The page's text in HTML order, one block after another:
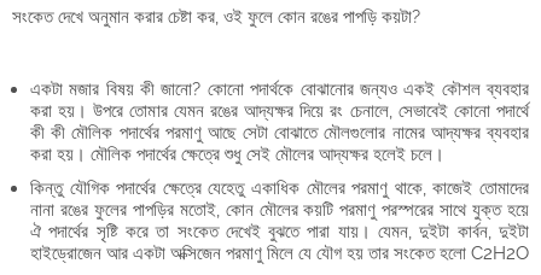
সংকেত দেখে অনুমান করার চেষ্টা কর, ওই ফুলে কোন রঙের পাপড়ি কয়টা?
একটা মজার বিষয় কী জানো? কোনো পদার্থকে বোঝানোর জন্যও একই কৌশল ব্যবহার
করা হয়। উপরে তোমার যেমন রঙের আদ্যক্ষর দিয়ে রং চেনালে, সেভাবেই কোনো পদার্থে
কী কী মৌলিক পদার্থের পরমাণু আছে সেটা বোঝাতে মৌলগুলোর নামের আদ্যক্ষর ব্যবহার
করা হয়। মৌলিক পদার্থের ক্ষেত্রে শুধু সেই মৌলের আদ্যক্ষর হলেই চলে।
কিন্তু যৌগিক পদার্থের ক্ষেত্রে যেহেতু একাধিক মৌলের পরমাণু থাকে, কাজেই তোমাদের
নানা রঙের ফুলের পাপড়ির মতোই, কোন মৌলের কয়টি পরমাণু পরস্পরের সাথে যুক্ত হয়ে
ঐ পদার্থের সৃষ্টি করে তা সংকেত দেখেই বুঝতে পারা যায়। যেমন, দুইটা কার্বন, দুইটা
হাইড্রোজেন আর একটা অক্সিজেন পরমাণু মিলে যে যৌগ হয় তার সংকেত হলো C2H2O